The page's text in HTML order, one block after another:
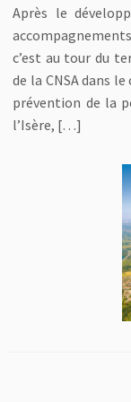
Après le
c’est au tour du
de la CNSA dans
prévention de la
l’Isère, […]